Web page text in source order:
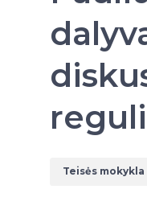
Teisės mokykla